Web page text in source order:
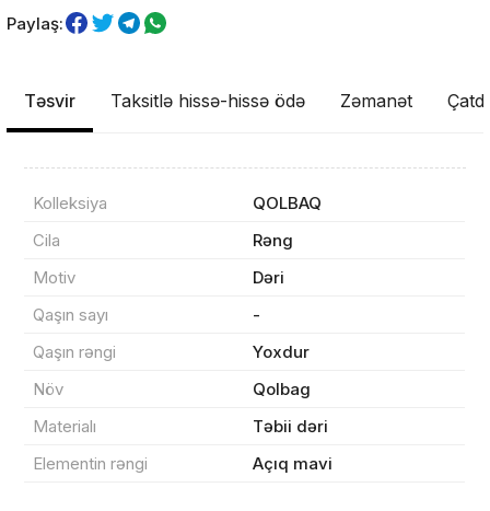
Paylaş:
Təsvir Taksitlə hissə-hissə ödə Zəmanət
Kolleksiya
QOLBAQ
Cila
Rəng
Motiv
Dəri
Qaşın sayı
-
Qaşın rəngi
Yoxdur
Növ
Qolbag
Materialı
Təbii dəri
Elementin rəngi
Açıq mavi
Məhsul(lar) səbətə əlavə edildi
Sifarişin detalları
Endirim